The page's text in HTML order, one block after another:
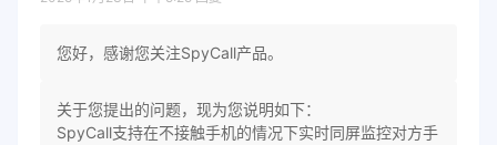
您好，感谢您关注SpyCall产品。
关于您提出的问题，现为您说明如下：
SpyCall支持在不接触手机的情况下实时同屏监控对方手